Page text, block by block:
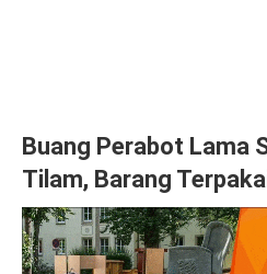
Buang Perabot Lama
Tilam, Barang